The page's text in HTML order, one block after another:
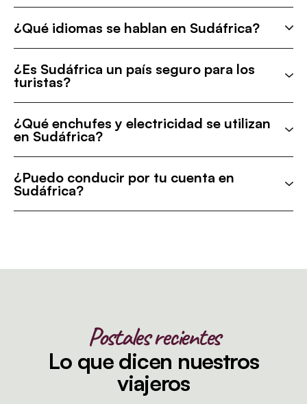
¿Qué idiomas se hablan en Sudáfrica?
¿Es Sudáfrica un país seguro para los
turistas?
¿Qué enchufes y electricidad se utilizan
en Sudáfrica?
¿Puedo conducir por tu cuenta en
Sudáfrica?
Postales recientes
Lo que dicen nuestros
viajeros